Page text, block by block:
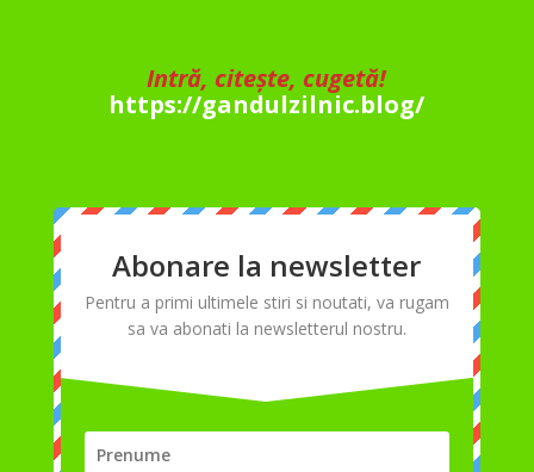
Intră, citește, cugetă!
https://gandulzilnic.blog/
Abonare la newsletter
Pentru a primi ultimele stiri si noutati, va rugam
sa va abonati la newsletterul nostru.